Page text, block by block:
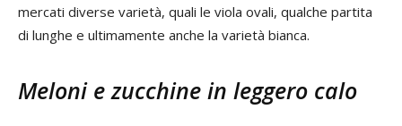
mercati diverse varietà, quali le viola ovali, qualche partita
di lunghe e ultimamente anche la varietà bianca.
Meloni e zucchine in leggero calo